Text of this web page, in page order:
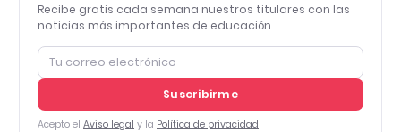
Recibe gratis cada semana nuestros titulares con las
noticias más importantes de educación
Suscribirme
Acepto el Aviso legal y la Política de privacidad